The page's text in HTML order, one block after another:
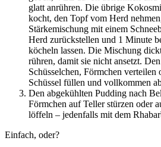
glatt anrühren. Die übrige
kocht, den Topf vom Herd
Stärkemischung mit einem
Herd zurückstellen und 1 Minute
köcheln lassen. Die Mischung
rühren, damit sie nicht ansetzt.
Schüsselchen, Förmchen verteilen
Schüssel füllen und vollkommen
Den abgekühlten Pudding nach
Förmchen auf Teller stürzen oder
löffeln – jedenfalls mit dem
Einfach, oder?